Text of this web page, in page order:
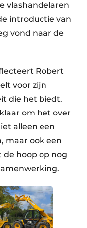
vlashandelaren
introductie van
vond naar de
Robert
voor zijn
die het biedt.
om het over
alleen een
maar ook een
de hoop op nog